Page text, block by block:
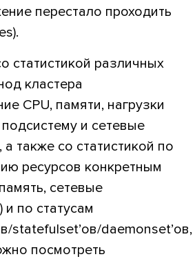
перестало проходить
статистикой различных
кластера
CPU, памяти, нагрузки
и сетевые
также со статистикой по
ресурсов конкретным
сетевые
по статусам
statefulset’ов/daemonset’ов,
посмотреть